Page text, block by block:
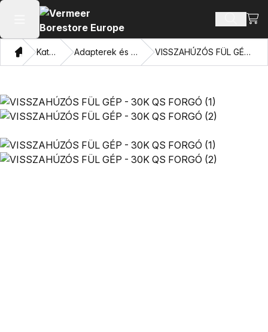
Főmenü megnyitása
OtthonKatalógus Adapterek és húzó szemek VISSZAHÚZÓS FÜL GÉP - 30K QS FORGÓ